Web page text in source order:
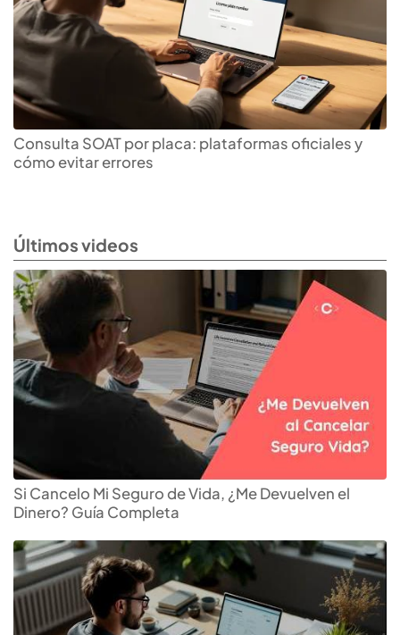
Consulta SOAT por placa: plataformas oficiales y
cómo evitar errores
Últimos videos
Si Cancelo Mi Seguro de Vida, ¿Me Devuelven el
Dinero? Guía Completa